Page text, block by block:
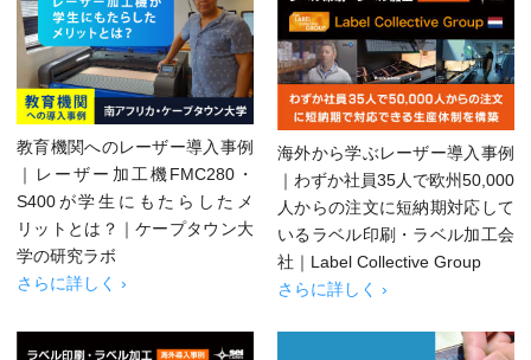
教育機関へのレーザー導入事例
｜レーザー加工機FMC280・
S400が学生にもたらしたメ
リットとは？｜ケープタウン大
学の研究ラボ
さらに詳しく ›
海外から学ぶレーザー導入事例
｜わずか社員35人で欧州50,000
人からの注文に短納期対応して
いるラベル印刷・ラベル加工会
社｜Label Collective Group
さらに詳しく ›